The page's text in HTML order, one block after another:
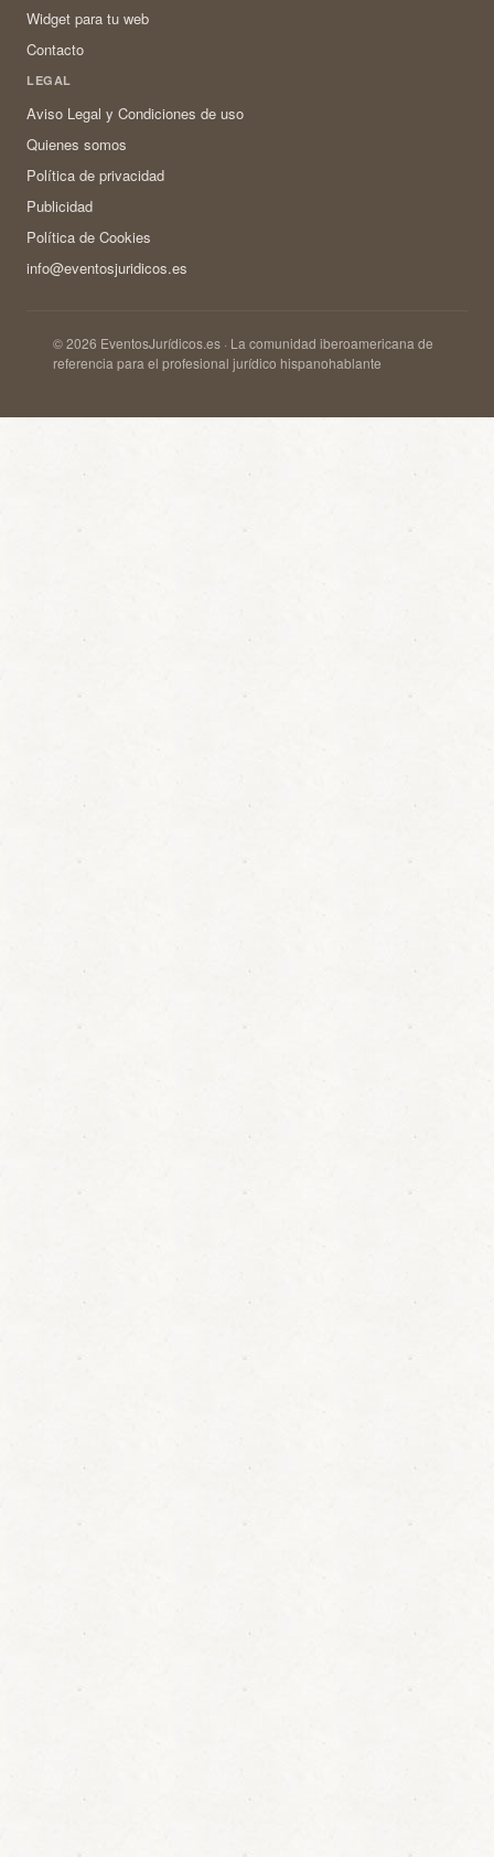
Widget para tu web
Contacto
LEGAL
Aviso Legal y Condiciones de uso
Quienes somos
Política de privacidad
Publicidad
Política de Cookies
info@eventosjuridicos.es
© 2026 EventosJurídicos.es · La comunidad iberoamericana de
referencia para el profesional jurídico hispanohablante